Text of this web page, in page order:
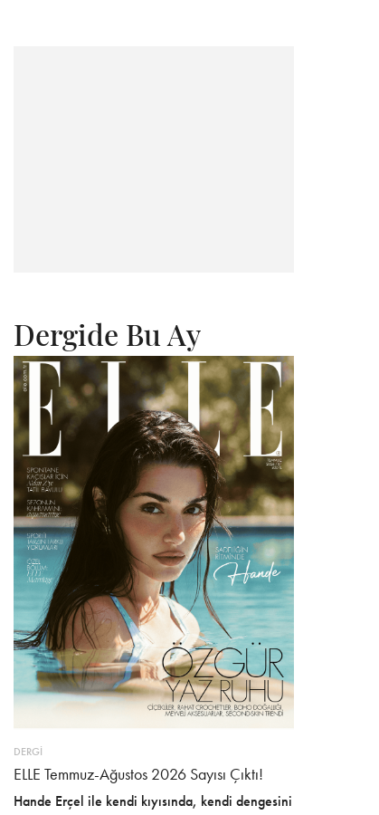
Dergide Bu Ay
DERGİ
ELLE Temmuz-Ağustos 2026 Sayısı Çıktı!
Hande Erçel ile kendi kıyısında, kendi dengesini